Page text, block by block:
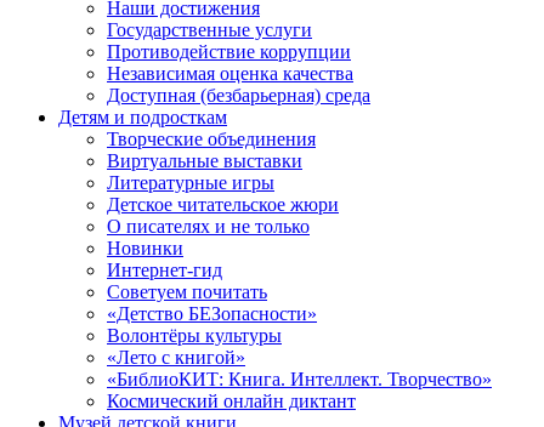
Наши достижения
Государственные услуги
Противодействие коррупции
Независимая оценка качества
Доступная (безбарьерная) среда
Детям и подросткам
Творческие объединения
Виртуальные выставки
Литературные игры
Детское читательское жюри
О писателях и не только
Новинки
Интернет-гид
Советуем почитать
«Детство БЕЗопасности»
Волонтёры культуры
«Лето с книгой»
«БиблиоКИТ: Книга. Интеллект. Творчество»
Космический онлайн диктант
Музей детской книги